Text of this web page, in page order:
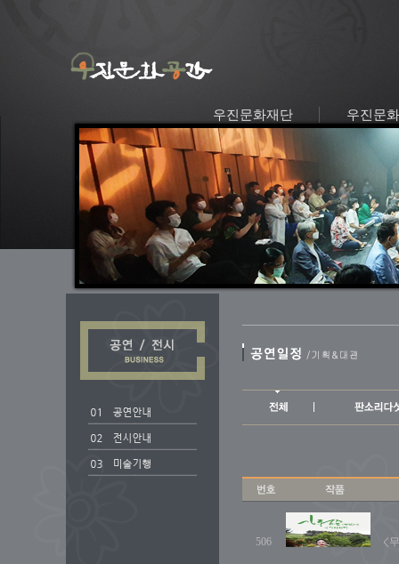
우진문화재단 우진문
506 <